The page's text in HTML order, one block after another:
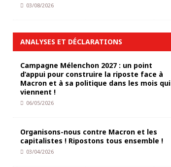
03/08/2026
ANALYSES ET DÉCLARATIONS
Campagne Mélenchon 2027 : un point
d’appui pour construire la riposte face à
Macron et à sa politique dans les mois qui
viennent !
06/05/2026
Organisons-nous contre Macron et les
capitalistes ! Ripostons tous ensemble !
03/04/2026